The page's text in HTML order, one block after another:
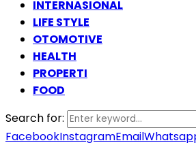
INTERNASIONAL
LIFE STYLE
OTOMOTIVE
HEALTH
PROPERTI
FOOD
Search for:
FacebookInstagramEmail